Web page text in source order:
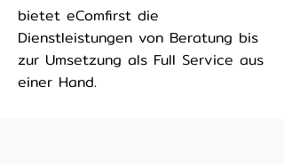
bietet eComfirst die
Dienstleistungen von Beratung bis
zur Umsetzung als Full Service aus
einer Hand.